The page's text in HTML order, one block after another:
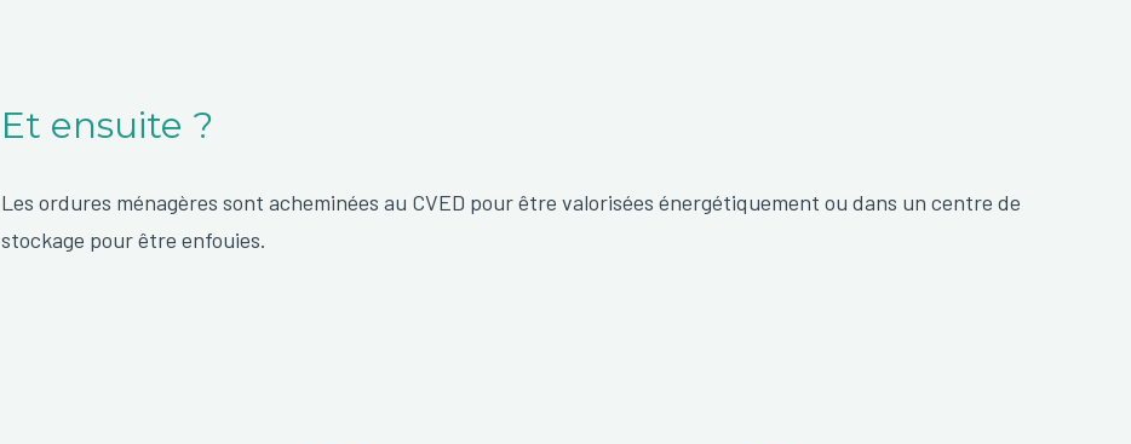
Et ensuite ?
Les ordures ménagères sont acheminées au CVED pour être valorisées énergétiquement ou dans un centre de
stockage pour être enfouies.